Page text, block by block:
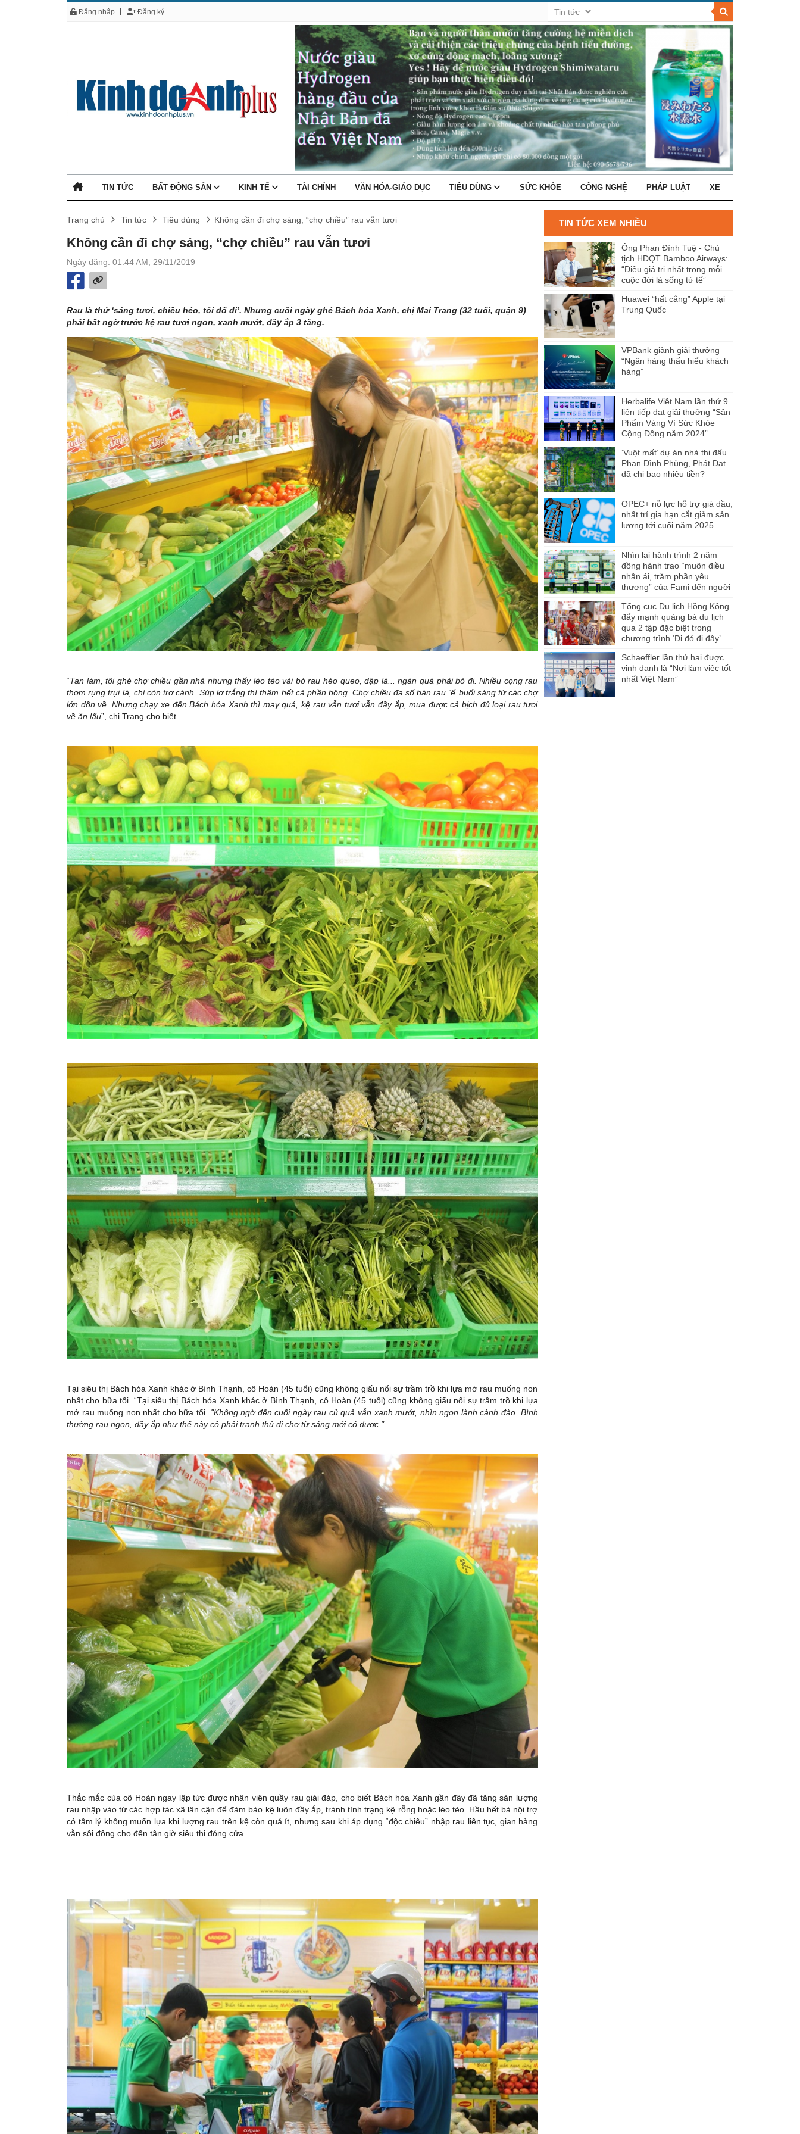
Đăng nhập Đăng ký
TIN TỨC BẤT ĐỘNG SẢN KINH TẾ TÀI CHÍNH VĂN HÓA-GIÁO DỤC TIÊU DÙNG SỨC KHỎE CÔNG NGHỆ PHÁP LUẬT XE
Trang chủ Tin tức Tiêu dùng Không cần đi chợ sáng, “chợ chiều” rau vẫn tươi
Không cần đi chợ sáng, “chợ chiều” rau vẫn tươi
Ngày đăng: 01:44 AM, 29/11/2019
Rau là thứ ‘sáng tươi, chiều héo, tối đổ đi’. Nhưng cuối ngày ghé Bách hóa Xanh, chị Mai Trang (32 tuổi, quận 9)
phải bất ngờ trước kệ rau tươi ngon, xanh mướt, đầy ắp 3 tầng.
“Tan làm, tôi ghé chợ chiều gần nhà nhưng thấy lèo tèo vài bó rau héo queo, dập lá... ngán quá phải bỏ đi. Nhiều cọng rau
thơm rụng trụi lá, chỉ còn trơ cành. Súp lơ trắng thì thâm hết cả phần bông. Chợ chiều đa số bán rau ‘ế’ buổi sáng từ các chợ
lớn dồn về. Nhưng chạy xe đến Bách hóa Xanh thì may quá, kệ rau vẫn tươi vẫn đầy ắp, mua được cả bịch đủ loại rau tươi
về ăn lẩu”, chị Trang cho biết.
Tại siêu thị Bách hóa Xanh khác ở Bình Thạnh, cô Hoàn (45 tuổi) cũng không giấu nổi sự trầm trồ khi lựa mớ rau muống non
nhất cho bữa tối. “Tại siêu thị Bách hóa Xanh khác ở Bình Thạnh, cô Hoàn (45 tuổi) cũng không giấu nổi sự trầm trồ khi lựa
mớ rau muống non nhất cho bữa tối. "Không ngờ đến cuối ngày rau củ quả vẫn xanh mướt, nhìn ngon lành cành đào. Bình
thường rau ngon, đầy ắp như thế này cô phải tranh thủ đi chợ từ sáng mới có được."
Thắc mắc của cô Hoàn ngay lập tức được nhân viên quầy rau giải đáp, cho biết Bách hóa Xanh gần đây đã tăng sản lượng
rau nhập vào từ các hợp tác xã lân cận để đảm bảo kệ luôn đầy ắp, tránh tình trạng kệ rỗng hoặc lèo tèo. Hầu hết bà nội trợ
có tâm lý không muốn lựa khi lượng rau trên kệ còn quá ít, nhưng sau khi áp dụng “độc chiêu” nhập rau liên tục, gian hàng
vẫn sôi động cho đến tận giờ siêu thị đóng cửa.
TIN TỨC XEM NHIỀU
Ông Phan Đình Tuệ - Chủ
tịch HĐQT Bamboo Airways:
“Điều giá trị nhất trong mỗi
cuộc đời là sống tử tế”
Huawei “hất cẳng” Apple tại
Trung Quốc
VPBank giành giải thưởng
“Ngân hàng thấu hiểu khách
hàng”
Herbalife Việt Nam lần thứ 9
liên tiếp đạt giải thưởng “Sản
Phẩm Vàng Vì Sức Khỏe
Cộng Đồng năm 2024”
‘Vuột mất’ dự án nhà thi đấu
Phan Đình Phùng, Phát Đạt
đã chi bao nhiêu tiền?
OPEC+ nỗ lực hỗ trợ giá dầu,
nhất trí gia hạn cắt giảm sản
lượng tới cuối năm 2025
Nhìn lại hành trình 2 năm
đồng hành trao “muôn điều
nhân ái, trăm phần yêu
thương” của Fami đến người
Tổng cục Du lịch Hồng Kông
đẩy mạnh quảng bá du lịch
qua 2 tập đặc biệt trong
chương trình ‘Đi đó đi đây’
Schaeffler lần thứ hai được
vinh danh là “Nơi làm việc tốt
nhất Việt Nam”